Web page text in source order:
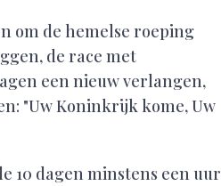
om de hemelse roeping
de race met
een nieuw verlangen,
"Uw Koninkrijk kome, Uw
10 dagen minstens een uur